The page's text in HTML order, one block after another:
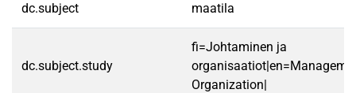
dc.subject maatila
dc.subject.study
fi=Johtaminen ja
Organization|